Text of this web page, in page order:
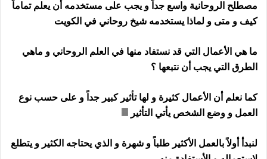
مصطلح الروحانية واسع جداً و يجب على مستخدمه أن يعلم تماماً
كيف و متى و لماذا يستخدمه شيخ روحاني في الكويت
ما هي الأعمال التي قد نستفاد منها في العلم الروحاني و ماهي
الطرق التي يجب أن نتبعها ؟
كما نعلم أن الأعمال كثيرة و لها تأثير كبير جداً و على حسب نوع
العمل و وضع الشخص يأتي التأثير
لنبدأ أولاً بالعمل الأكثير طلباً و شهرة و الذي يحتاجه الكثير و يتطلع